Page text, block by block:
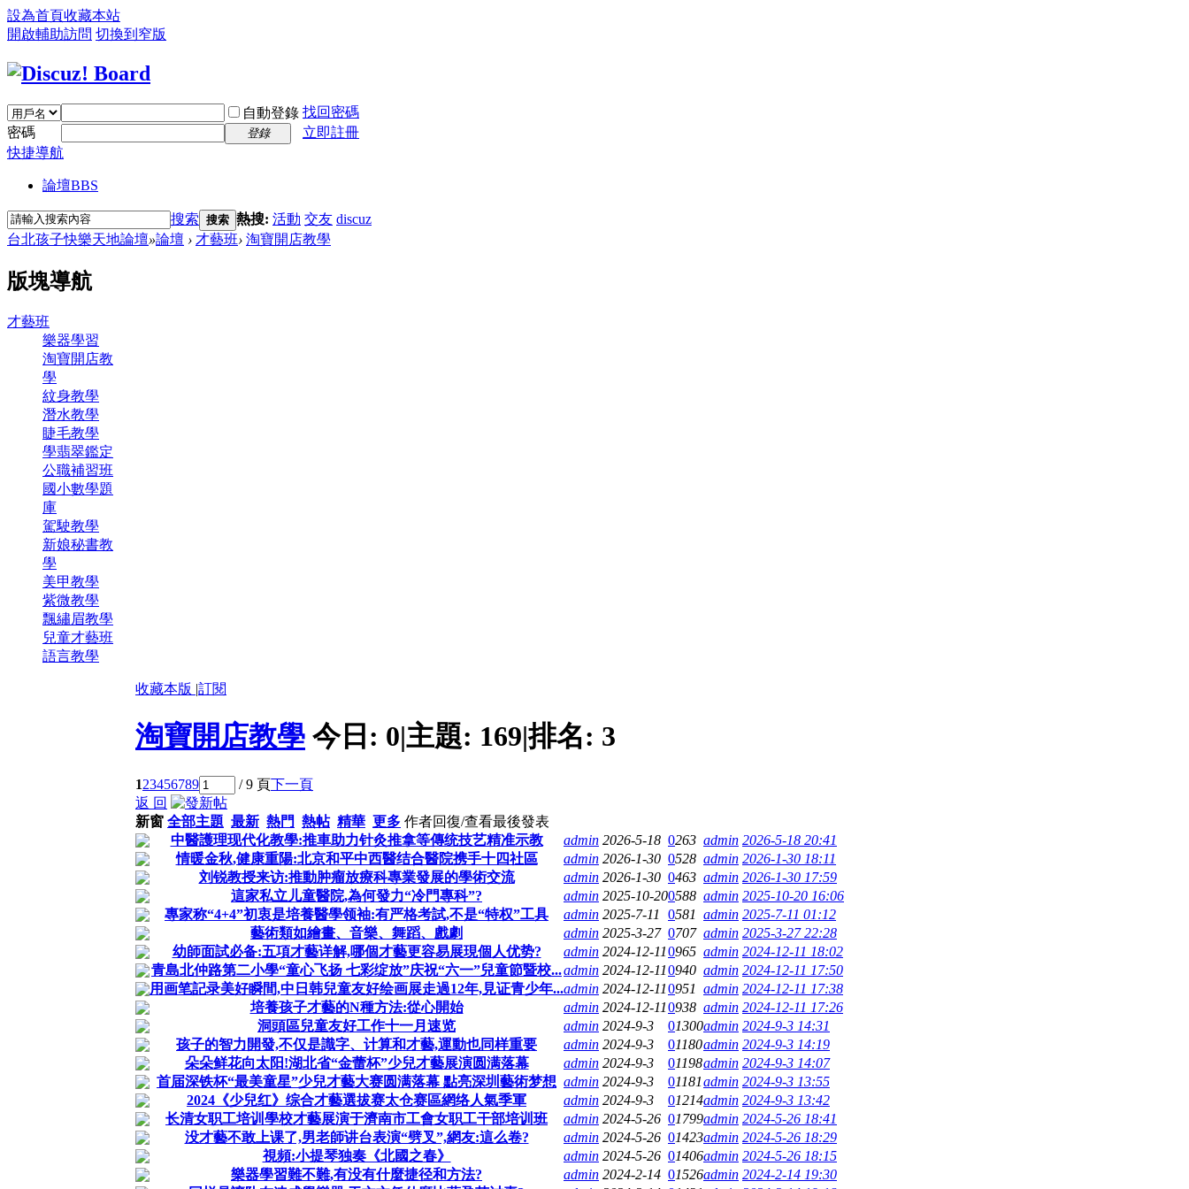
設為首頁收藏本站
開啟輔助訪問 切換到窄版
自動登錄 找回密碼
密碼
登錄
立即註冊
快捷導航
論壇BBS
搜索 搜索 熱搜: 活動 交友 discuz
台北孩子快樂天地論壇»論壇 › 才藝班› 淘寶開店教學
版塊導航
才藝班
樂器學習
淘寶開店教
學
紋身教學
潛水教學
睫毛教學
學翡翠鑑定
公職補習班
國小數學題
庫
駕駛教學
新娘秘書教
學
美甲教學
紫微教學
飄繡眉教學
兒童才藝班
語言教學
收藏本版 |訂閱
淘寶開店教學 今日: 0|主題: 169|排名: 3
123456789 / 9 頁下一頁
返 回
新窗 全部主題 最新 熱門 熱帖 精華 更多 作者回復/查看最後發表
中醫護理现代化教學:推車助力针灸推拿等傳统技艺精准示教
admin 2026-5-18 0263 admin 2026-5-18 20:41
情暖金秋,健康重陽:北京和平中西醫结合醫院携手十四社區
admin 2026-1-30 0528 admin 2026-1-30 18:11
刘锐教授来访:推動肿瘤放療科專業發展的學術交流
admin 2026-1-30 0463 admin 2026-1-30 17:59
這家私立儿童醫院,為何發力“冷門專科”?
admin 2025-10-200588 admin 2025-10-20 16:06
專家称“4+4”初衷是培養醫學领袖:有严格考試,不是“特权”工具
admin 2025-7-11 0581 admin 2025-7-11 01:12
藝術類如繪畫、音樂、舞蹈、戲劇
admin 2025-3-27 0707 admin 2025-3-27 22:28
幼師面試必备:五項才藝详解,哪個才藝更容易展現個人优势?
admin 2024-12-110965 admin 2024-12-11 18:02
青島北仲路第二小學“童心飞扬 七彩绽放”庆祝“六一”兒童節暨校...admin 2024-12-110940 admin 2024-12-11 17:50
用画笔記录美好瞬間,中日韩兒童友好绘画展走過12年,見证青少年...admin 2024-12-110951 admin 2024-12-11 17:38
培養孩子才藝的N種方法:從心開始
admin 2024-12-110938 admin 2024-12-11 17:26
洞頭區兒童友好工作十一月速览
admin 2024-9-3 01300admin 2024-9-3 14:31
孩子的智力開發,不仅是識字、计算和才藝,運動也同样重要
admin 2024-9-3 01180admin 2024-9-3 14:19
朵朵鲜花向太阳!湖北省“金蕾杯”少兒才藝展演圆满落幕
admin 2024-9-3 01198admin 2024-9-3 14:07
首届深铁杯“最美童星”少兒才藝大赛圆满落幕 點亮深圳藝術梦想 admin 2024-9-3 01181admin 2024-9-3 13:55
2024《少兒红》综合才藝選拔赛太仓赛區網络人氣季軍
admin 2024-9-3 01214admin 2024-9-3 13:42
长清女职工培训學校才藝展演于濟南市工會女职工干部培训班
admin 2024-5-26 01799admin 2024-5-26 18:41
没才藝不敢上课了,男老師讲台表演“劈叉”,網友:這么卷?
admin 2024-5-26 01423admin 2024-5-26 18:29
視頻:小提琴独奏《北國之春》
admin 2024-5-26 01406admin 2024-5-26 18:15
樂器學習難不難,有没有什麼捷径和方法?
admin 2024-2-14 01526admin 2024-2-14 19:30